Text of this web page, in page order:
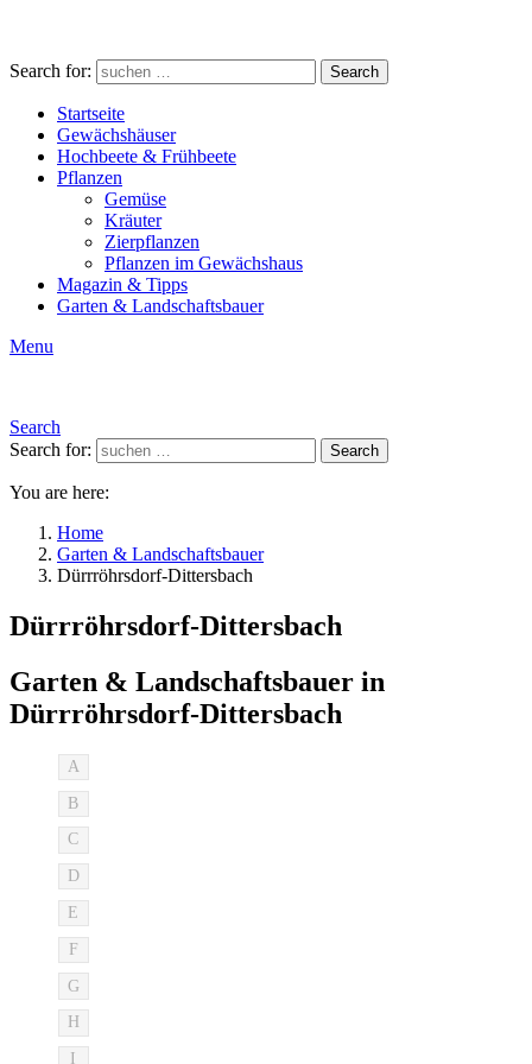
Search for: Search
Startseite
Gewächshäuser
Hochbeete & Frühbeete
Pflanzen
Gemüse
Kräuter
Zierpflanzen
Pflanzen im Gewächshaus
Magazin & Tipps
Garten & Landschaftsbauer
Menu
Search
Search for:
Search
You are here:
Home
Garten & Landschaftsbauer
Dürrröhrsdorf-Dittersbach
Dürrröhrsdorf-Dittersbach
Garten & Landschaftsbauer in
Dürrröhrsdorf-Dittersbach
A
B
C
D
E
F
G
H
I